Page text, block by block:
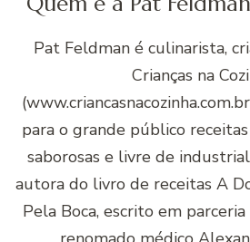
Pat Feldman é culinarista,
Crianças na
para o grande público
saborosas e livre de
autora do livro de receitas A
Pela Boca, escrito em